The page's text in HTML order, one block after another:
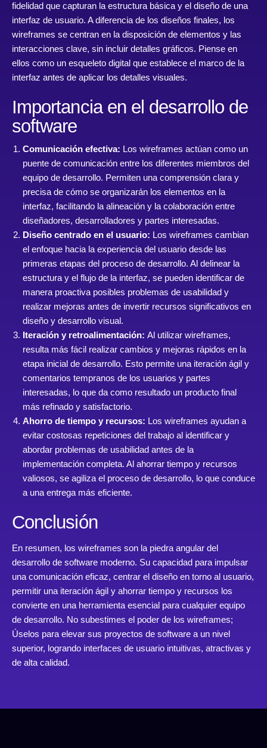
fidelidad que capturan la estructura básica y el diseño de una
interfaz de usuario. A diferencia de los diseños finales, los
wireframes se centran en la disposición de elementos y las
interacciones clave, sin incluir detalles gráficos. Piense en
ellos como un esqueleto digital que establece el marco de la
interfaz antes de aplicar los detalles visuales.
Importancia en el desarrollo de
software
Comunicación efectiva: Los wireframes actúan como un
puente de comunicación entre los diferentes miembros del
equipo de desarrollo. Permiten una comprensión clara y
precisa de cómo se organizarán los elementos en la
interfaz, facilitando la alineación y la colaboración entre
diseñadores, desarrolladores y partes interesadas.
Diseño centrado en el usuario: Los wireframes cambian
el enfoque hacia la experiencia del usuario desde las
primeras etapas del proceso de desarrollo. Al delinear la
estructura y el flujo de la interfaz, se pueden identificar de
manera proactiva posibles problemas de usabilidad y
realizar mejoras antes de invertir recursos significativos en
diseño y desarrollo visual.
Iteración y retroalimentación: Al utilizar wireframes,
resulta más fácil realizar cambios y mejoras rápidos en la
etapa inicial de desarrollo. Esto permite una iteración ágil y
comentarios tempranos de los usuarios y partes
interesadas, lo que da como resultado un producto final
más refinado y satisfactorio.
Ahorro de tiempo y recursos: Los wireframes ayudan a
evitar costosas repeticiones del trabajo al identificar y
abordar problemas de usabilidad antes de la
implementación completa. Al ahorrar tiempo y recursos
valiosos, se agiliza el proceso de desarrollo, lo que conduce
a una entrega más eficiente.
Conclusión
En resumen, los wireframes son la piedra angular del
desarrollo de software moderno. Su capacidad para impulsar
una comunicación eficaz, centrar el diseño en torno al usuario,
permitir una iteración ágil y ahorrar tiempo y recursos los
convierte en una herramienta esencial para cualquier equipo
de desarrollo. No subestimes el poder de los wireframes;
Úselos para elevar sus proyectos de software a un nivel
superior, logrando interfaces de usuario intuitivas, atractivas y
de alta calidad.